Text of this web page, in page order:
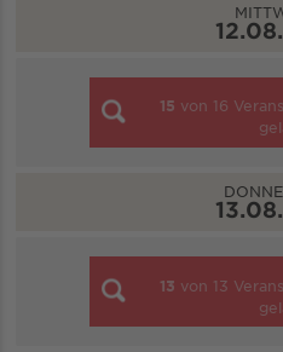
15 von 16
13 von 13